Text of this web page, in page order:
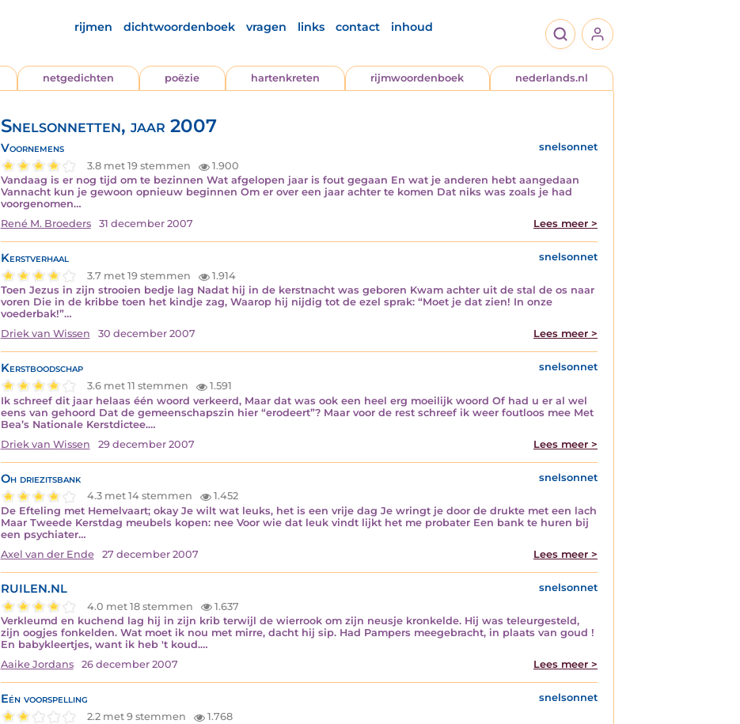
rijmen dichtwoordenboek vragen links contact inhoud
netgedichten poëzie hartenkreten rijmwoordenboek nederlands.nl
Snelsonnetten, jaar 2007
Voornemens
snelsonnet
3.8 met 19 stemmen
1.900
Vandaag is er nog tijd om te bezinnen Wat afgelopen jaar is fout gegaan En wat je anderen hebt aangedaan
Vannacht kun je gewoon opnieuw beginnen Om er over een jaar achter te komen Dat niks was zoals je had
voorgenomen…
René M. Broeders
31 december 2007 Lees meer >
Kerstverhaal
snelsonnet
3.7 met 19 stemmen
1.914
Toen Jezus in zijn strooien bedje lag Nadat hij in de kerstnacht was geboren Kwam achter uit de stal de os naar
voren Die in de kribbe toen het kindje zag, Waarop hij nijdig tot de ezel sprak: “Moet je dat zien! In onze
voederbak!”…
Driek van Wissen
30 december 2007 Lees meer >
Kerstboodschap
snelsonnet
3.6 met 11 stemmen
1.591
Ik schreef dit jaar helaas één woord verkeerd, Maar dat was ook een heel erg moeilijk woord Of had u er al wel
eens van gehoord Dat de gemeenschapszin hier “erodeert”? Maar voor de rest schreef ik weer foutloos mee Met
Bea’s Nationale Kerstdictee.…
Driek van Wissen
29 december 2007 Lees meer >
Oh driezitsbank
snelsonnet
4.3 met 14 stemmen
1.452
De Efteling met Hemelvaart; okay Je wilt wat leuks, het is een vrije dag Je wringt je door de drukte met een lach
Maar Tweede Kerstdag meubels kopen: nee Voor wie dat leuk vindt lijkt het me probater Een bank te huren bij
een psychiater…
Axel van der Ende
27 december 2007 Lees meer >
RUILEN.NL
snelsonnet
4.0 met 18 stemmen
1.637
Verkleumd en kuchend lag hij in zijn krib terwijl de wierrook om zijn neusje kronkelde. Hij was teleurgesteld,
zijn oogjes fonkelden. Wat moet ik nou met mirre, dacht hij sip. Had Pampers meegebracht, in plaats van goud !
En babykleertjes, want ik heb 't koud.…
Aaike Jordans
26 december 2007 Lees meer >
Eén voorspelling
snelsonnet
2.2 met 9 stemmen
1.768